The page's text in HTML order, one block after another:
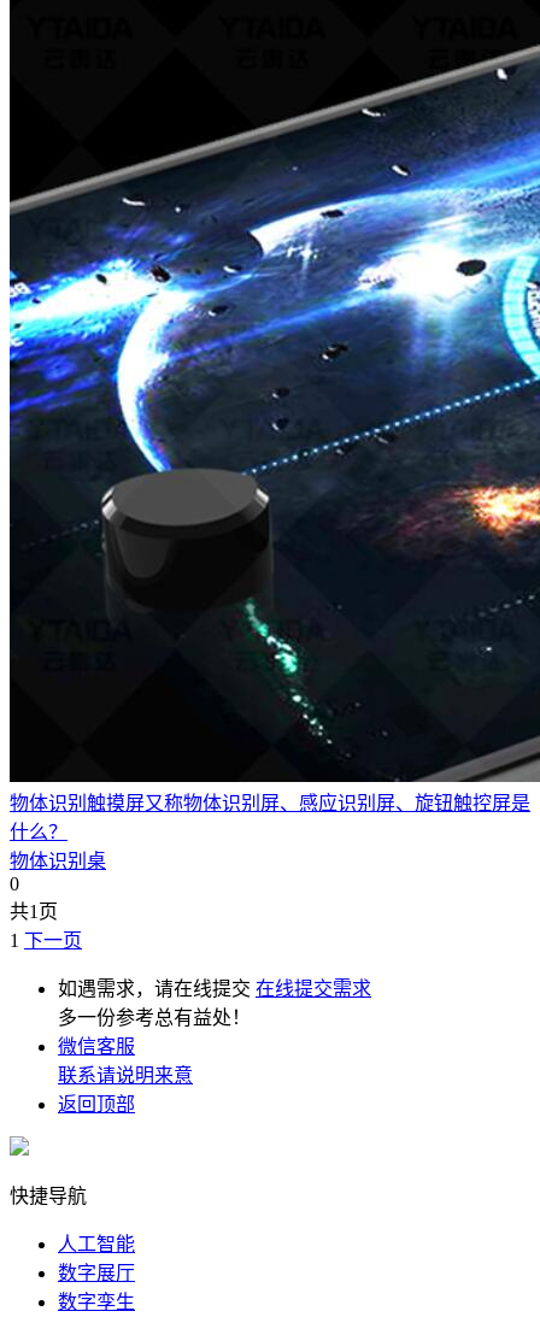
物体识别触摸屏又称物体识别屏、感应识别屏、旋钮触控屏是
什么？
物体识别桌
0
共1页
1 下一页
如遇需求，请在线提交 在线提交需求
多一份参考总有益处！
微信客服
联系请说明来意
返回顶部
快捷导航
人工智能
数字展厅
数字孪生